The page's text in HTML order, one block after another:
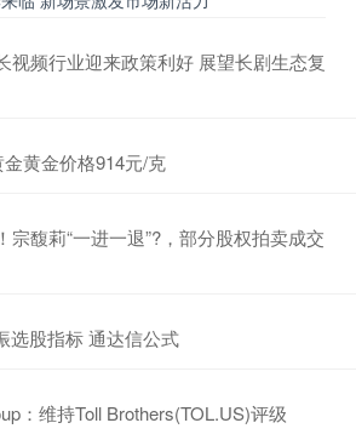
视频行业迎来政策利好 展望长剧生态复
黄金价格914元/克
宗馥莉“一进一退”?，部分股权拍卖成交
选股指标 通达信公式
：维持Toll Brothers(TOL.US)评级